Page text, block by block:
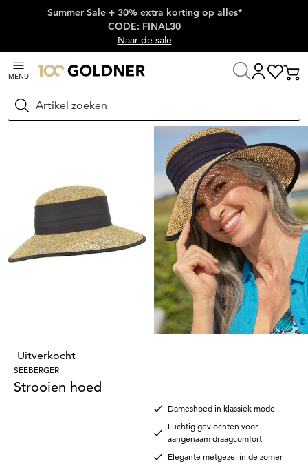
Skip naar hoofdinhoud
Summer Sale + 30% extra korting op alles*
CODE: FINAL30
Naar de sale
MENU
Zoeken
Thuis Schoenen & accessoires
Uitverkocht
SEEBERGER
Strooien hoed
Dameshoed in klassiek model
Luchtig gevlochten voor
aangenaam draagcomfort
Elegante metgezel in de zomer